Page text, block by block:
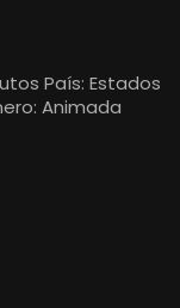
País: Estados
Animada